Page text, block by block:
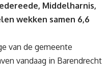
Middelharnis,
wekken samen 6,6
van de gemeente
vandaag in Barendrecht